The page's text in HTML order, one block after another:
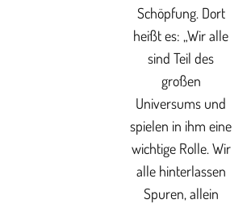
Schöpfung. Dort
heißt es: „Wir alle
sind Teil des
großen
Universums und
spielen in ihm eine
wichtige Rolle. Wir
alle hinterlassen
Spuren, allein